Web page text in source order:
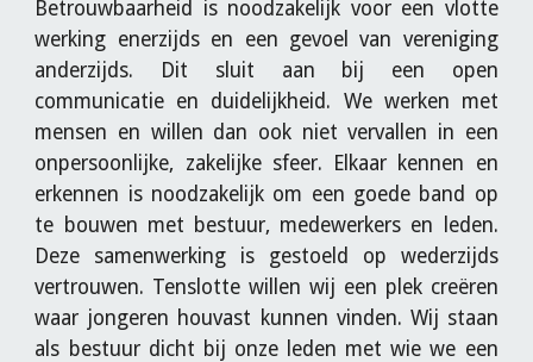
Betrouwbaarheid is noodzakelijk voor een vlotte
werking enerzijds en een gevoel van vereniging
anderzijds. Dit sluit aan bij een open
communicatie en duidelijkheid. We werken met
mensen en willen dan ook niet vervallen in een
onpersoonlijke, zakelijke sfeer. Elkaar kennen en
erkennen is noodzakelijk om een goede band op
te bouwen met bestuur, medewerkers en leden.
Deze samenwerking is gestoeld op wederzijds
vertrouwen. Tenslotte willen wij een plek creëren
waar jongeren houvast kunnen vinden. Wij staan
als bestuur dicht bij onze leden met wie we een